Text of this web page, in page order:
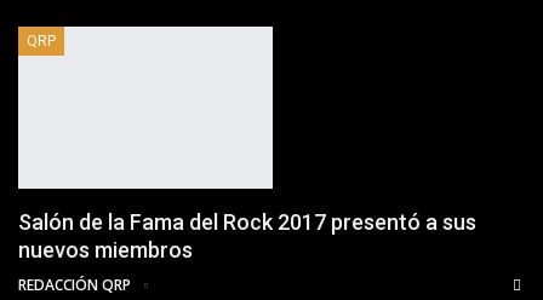
QRP
Salón de la Fama del Rock 2017 presentó a sus
nuevos miembros
REDACCIÓN QRP